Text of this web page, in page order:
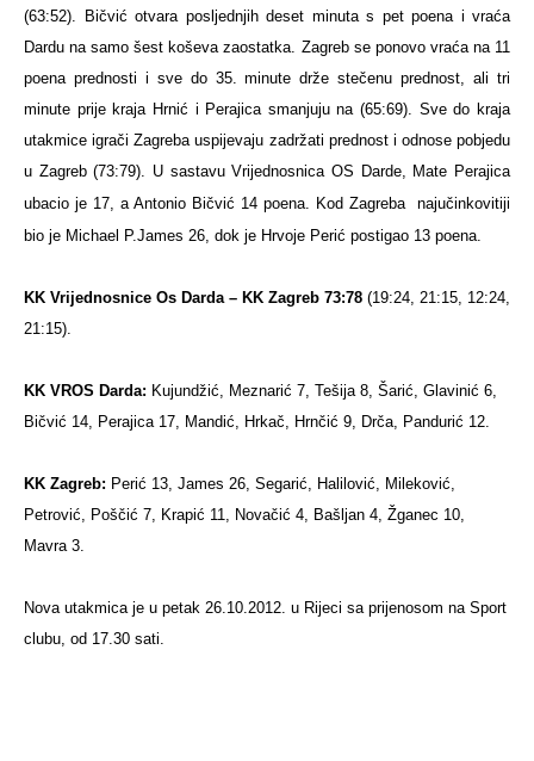
(63:52). Bičvić otvara posljednjih deset minuta s pet poena i vraća
Dardu na samo šest koševa zaostatka. Zagreb se ponovo vraća na 11
poena prednosti i sve do 35. minute drže stečenu prednost, ali tri
minute prije kraja Hrnić i Perajica smanjuju na (65:69). Sve do kraja
utakmice igrači Zagreba uspijevaju zadržati prednost i odnose pobjedu
u Zagreb (73:79). U sastavu Vrijednosnica OS Darde, Mate Perajica
ubacio je 17, a Antonio Bičvić 14 poena. Kod Zagreba najučinkovitiji
bio je Michael P.James 26, dok je Hrvoje Perić postigao 13 poena.
KK Vrijednosnice Os Darda – KK Zagreb 73:78 (19:24, 21:15, 12:24,
21:15).
KK VROS Darda: Kujundžić, Meznarić 7, Tešija 8, Šarić, Glavinić 6,
Bičvić 14, Perajica 17, Mandić, Hrkač, Hrnčić 9, Drča, Pandurić 12.
KK Zagreb: Perić 13, James 26, Segarić, Halilović, Mileković,
Petrović, Poščić 7, Krapić 11, Novačić 4, Bašljan 4, Žganec 10,
Mavra 3.
Nova utakmica je u petak 26.10.2012. u Rijeci sa prijenosom na Sport
clubu, od 17.30 sati.